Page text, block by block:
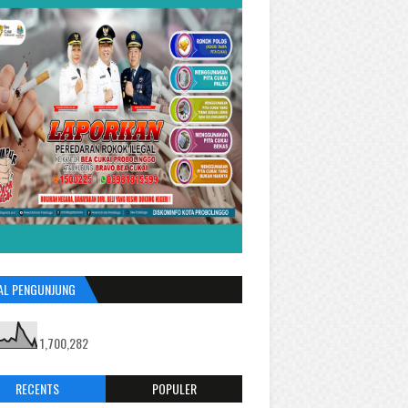
PENGUNJUNG
1,700,282
RECENTS POPULER